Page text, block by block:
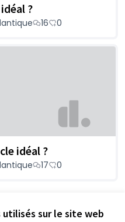
sur le site web
?
16 0
idéal ?
17 0